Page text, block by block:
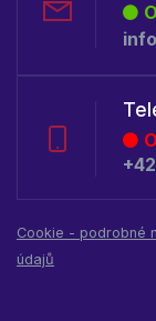
Cookie - podrobné
údajů